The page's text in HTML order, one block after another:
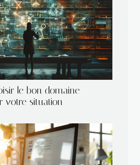
le bon domaine
votre situation